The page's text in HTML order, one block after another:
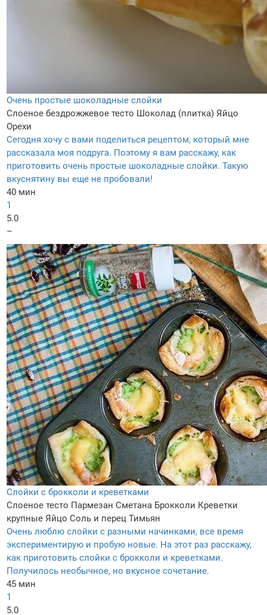
Очень простые шоколадные слойки
Слоеное бездрожжевое тесто Шоколад (плитка) Яйцо
Орехи
Сегодня хочу с вами поделиться рецептом, который мне
рассказала моя подруга. Поэтому я вам расскажу, как
приготовить очень простые шоколадные слойки. Такую
вкуснятину вы еще не пробовали!
40 мин
1
5.0
–
Слойки с брокколи и креветками
Слоеное тесто Пармезан Сметана Брокколи Креветки
крупные Яйцо Соль и перец Тимьян
Очень люблю слойки с разными начинками, все время
экспериментирую и пробую новые. На этот раз расскажу,
как приготовить слойки с брокколи и креветками.
Получилось необычное, но вкусное сочетание.
45 мин
1
5.0